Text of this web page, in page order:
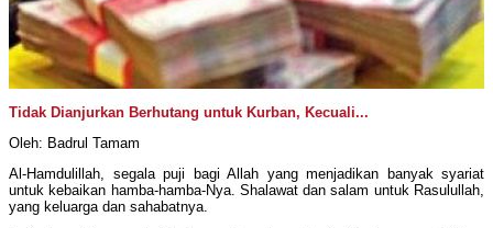
Tidak Dianjurkan Berhutang untuk Kurban, Kecuali...
Oleh: Badrul Tamam
Al-Hamdulillah, segala puji bagi Allah yang menjadikan banyak syariat
untuk kebaikan hamba-hamba-Nya. Shalawat dan salam untuk Rasulullah,
yang keluarga dan sahabatnya.